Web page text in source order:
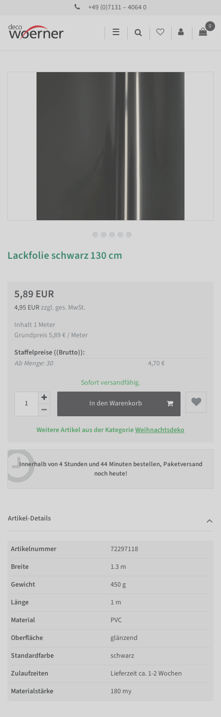
+49 (0)7131 – 4064 0
☰
0
Lackfolie schwarz 130 cm
5,89 EUR
4,95 EURzzgl. ges. MwSt.
Inhalt 1 Meter
Grundpreis5,89 € / Meter
Staffelpreise ((Brutto)):
Ab Menge: 30
4,70 €
Sofort versandfähig.
In den Warenkorb
Weitere Artikel aus der KategorieWeihnachtsdeko
Innerhalb von4 Stunden und 44 Minuten bestellen, Paketversand
noch heute!
Artikel-Details
Artikelnummer
72297118
Breite
1.3 m
Gewicht
450 g
Länge
1 m
Material
PVC
Oberfläche
glänzend
Standardfarbe
schwarz
Zulaufzeiten
Lieferzeit ca. 1-2 Wochen
Materialstärke
180 my